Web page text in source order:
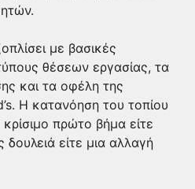
με βασικές
θέσεων εργασίας, τα
και τα οφέλη της
Η κατανόηση του τοπίου
πρώτο βήμα είτε
είτε μια αλλαγή